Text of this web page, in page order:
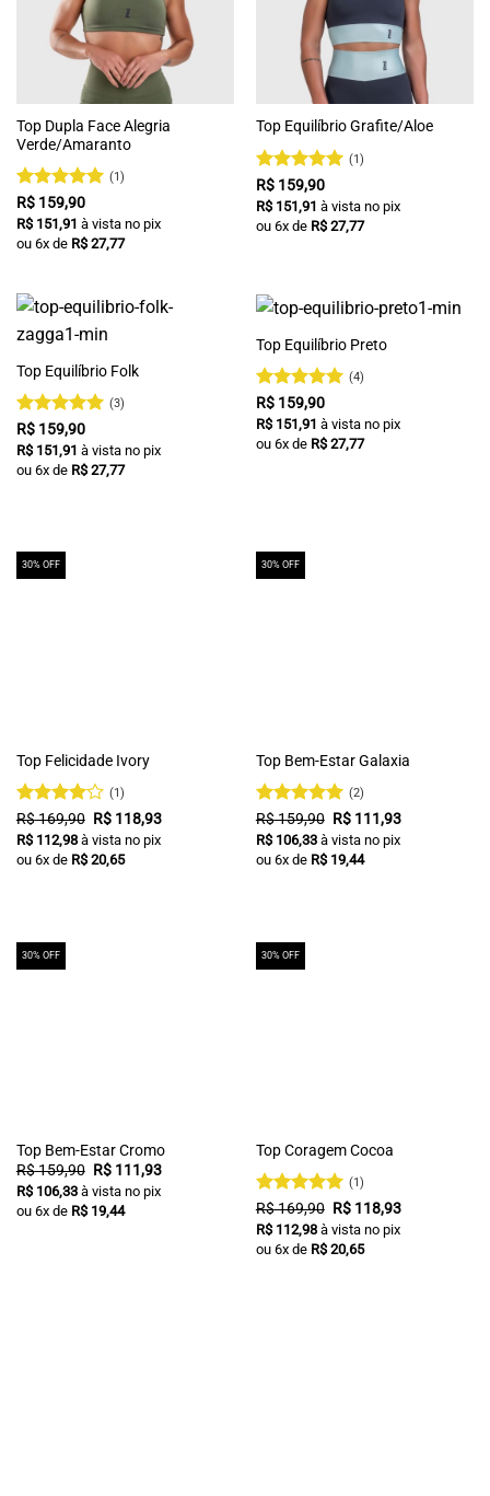
Top Dupla Face Alegria
Verde/Amaranto
Avaliação
de 5
(1)
R$159,90
R$151,91 à vista no pix
ou 6x de R$27,77
Top Equilíbrio Grafite/Aloe
Avaliação
de 5
(1)
R$159,90
R$151,91 à vista no pix
ou 6x de R$27,77
Top Equilíbrio Folk
Avaliação
de 5
(3)
R$159,90
R$151,91 à vista no pix
ou 6x de R$27,77
Top Equilíbrio Preto
Avaliação
de 5
(4)
R$159,90
R$151,91 à vista no pix
ou 6x de R$27,77
30% OFF
Top Felicidade Ivory
Avaliação
4de 5
(1)
R$169,90 O
preço
original
era:
R$118,93O
atual
R$112,98 à vista no pix
ou 6x de R$20,65
30% OFF
Top Bem-Estar Galaxia
Avaliação 5
de 5
(2)
R$159,90 O
preço
original
era:
R$111,93O
atual
R$106,33 à vista no pix
ou 6x de R$19,44
30% OFF
Top Bem-Estar Cromo
R$159,90 O
preço
original
era:
R$111,93O
atual
R$106,33 à vista no pix
ou 6x de R$19,44
30% OFF
Top Coragem Cocoa
Avaliação 5
de 5
(1)
R$169,90 O
preço
original
era:
R$118,93O
atual
R$112,98 à vista no pix
ou 6x de R$20,65